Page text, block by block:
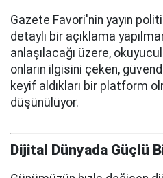
Gazete Favori'nin yayın
detaylı bir açıklama
anlaşılacağı üzere,
onların ilgisini çeken,
keyif aldıkları bir platform
düşünülüyor.
Dijital Dünyada Güçlü